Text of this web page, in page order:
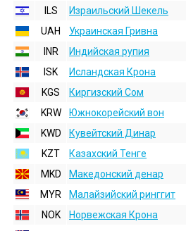
ILS
Израильский Шекель
UAH
Украинская Гривна
INR
Индийская pупия
ISK
Исландская Крона
KGS
Киргизский Сом
KRW
Южнокорейский вон
KWD
Кувейтский Динар
KZT
Казахский Тенге
MKD
Македонский денар
MYR
Малайзийский ринггит
NOK
Норвежская Крона